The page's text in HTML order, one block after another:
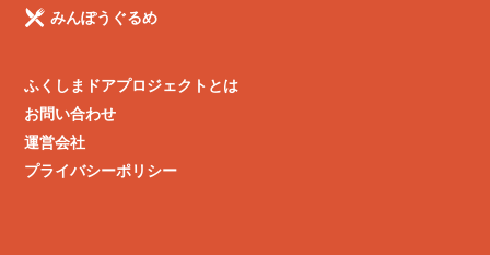
みんぽうぐるめ
ふくしまドアプロジェクトとは
お問い合わせ
運営会社
プライバシーポリシー